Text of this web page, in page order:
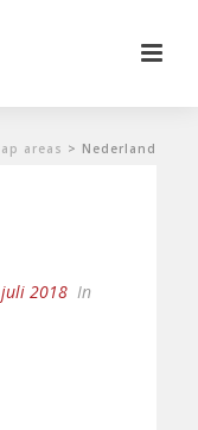
areas > Nederland
2018 In